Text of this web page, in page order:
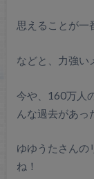
思えることが一
などと、力強い
今や、160万人
んな過去があっ
ゆゆうたさんの
ね！